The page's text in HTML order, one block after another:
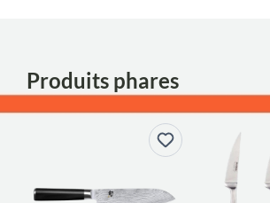
Produits phares